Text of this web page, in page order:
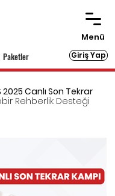
Giriş Yap
Menü
Paketler
2025 Canlı Son Tekrar
Rehberlik Desteği